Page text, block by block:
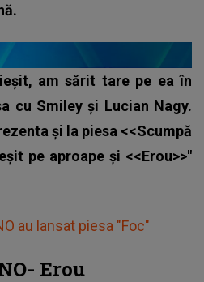
am sărit tare pe ea în
cu Smiley și Lucian Nagy.
și la piesa <<Scumpă
pe aproape și <<Erou>>"
au lansat piesa "Foc"
Erou